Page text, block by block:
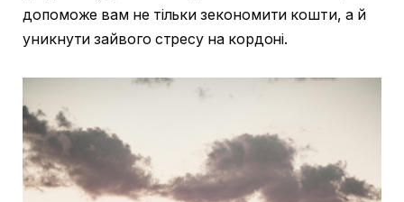
допоможе вам не тільки зекономити кошти, а й
уникнути зайвого стресу на кордоні.